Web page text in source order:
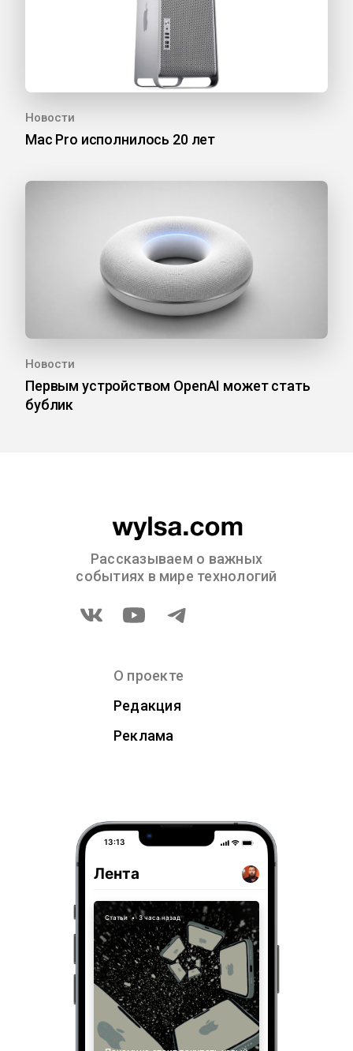
Новости
Mac Pro исполнилось 20 лет
Новости
Первым устройством OpenAI может стать
бублик
Рассказываем о важных
событиях в мире технологий
О проекте
Редакция
Реклама
13:13
Лента
Статьи • 3 часа назад